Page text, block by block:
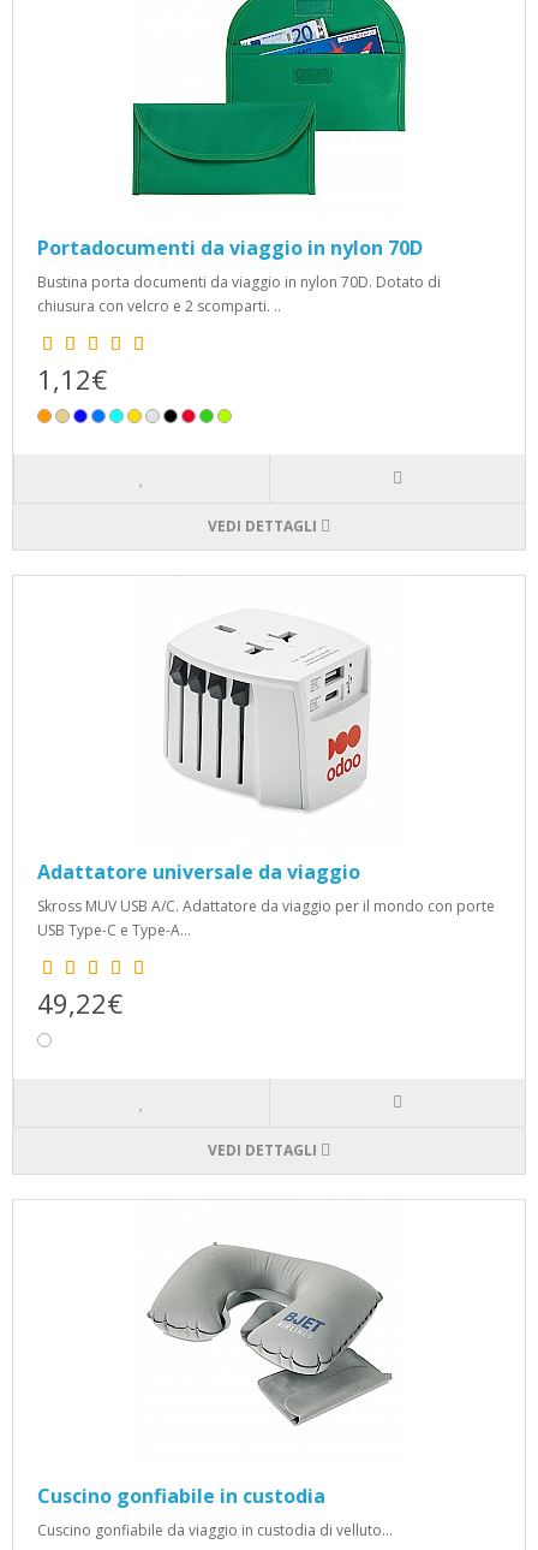
Portadocumenti da viaggio in nylon 70D
Bustina porta documenti da viaggio in nylon 70D. Dotato di
chiusura con velcro e 2 scomparti. ..
1,12€
VEDI DETTAGLI
Adattatore universale da viaggio
Skross MUV USB A/C. Adattatore da viaggio per il mondo con porte
USB Type-C e Type-A...
49,22€
VEDI DETTAGLI
Cuscino gonfiabile in custodia
Cuscino gonfiabile da viaggio in custodia di velluto...